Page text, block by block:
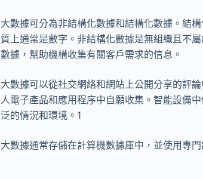
大數據可分為非結構化數據和結構化數據。結
質上通常是數字。非結構化數據是無組織且不
數據，幫助機構收集有關客戶需求的信息。
大數據可以從社交網絡和網站上公開分享的評
人電子產品和應用程序中自願收集。智能設備
泛的情況和環境。1
大數據通常存儲在計算機數據庫中，並使用專